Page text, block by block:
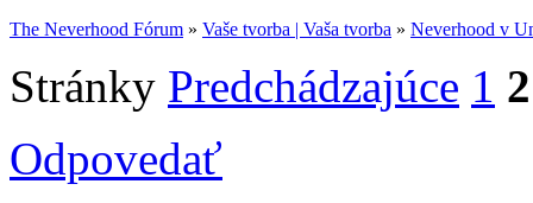
The Neverhood Fórum » Vaše tvorba | Vaša tvorba » Neverhood v
Stránky Predchádzajúce 1 2
Odpovedať